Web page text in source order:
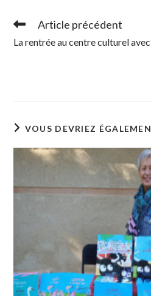
Read
articles
Article précédent
La rentrée au centre culturel
VOUS DEVRIEZ